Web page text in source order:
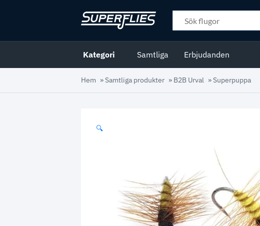
Kategori Samtliga Erbjudanden
Hem »Samtliga produkter » B2B Urval »Superpuppa
🔍